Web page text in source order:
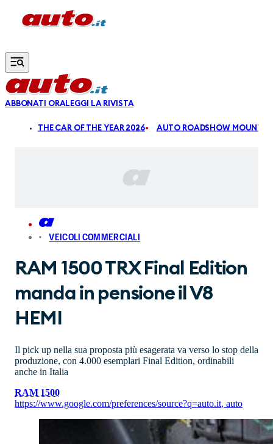
Vai al contenuto principale
ABBONATI ORALEGGI LA RIVISTA
THE CAR OF THE YEAR 2026 AUTO ROADSHOW
VEICOLI COMMERCIALI
RAM 1500 TRX Final Edition
manda in pensione il V8
HEMI
Il pick up nella sua proposta più esagerata va verso lo stop della
produzione, con 4.000 esemplari Final Edition, ordinabili
anche in Italia
RAM 1500
https://www.google.com/preferences/source?q=auto.it, auto